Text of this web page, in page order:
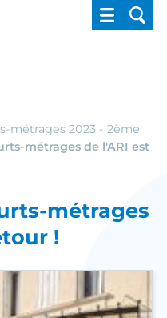
pour
métrages 2023 - 2ème
métrages de l'ARI est
métrages
!